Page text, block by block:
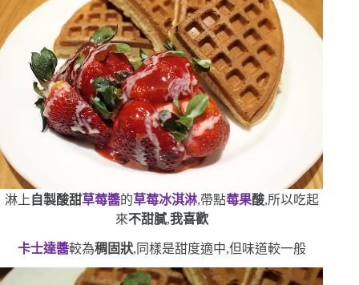
淋上 自製酸甜草莓醬的草莓冰淇淋,帶點莓果酸,所以吃起
來不甜膩,我喜歡
卡士達醬較為稠固狀,同樣是甜度適中,但味道較一般